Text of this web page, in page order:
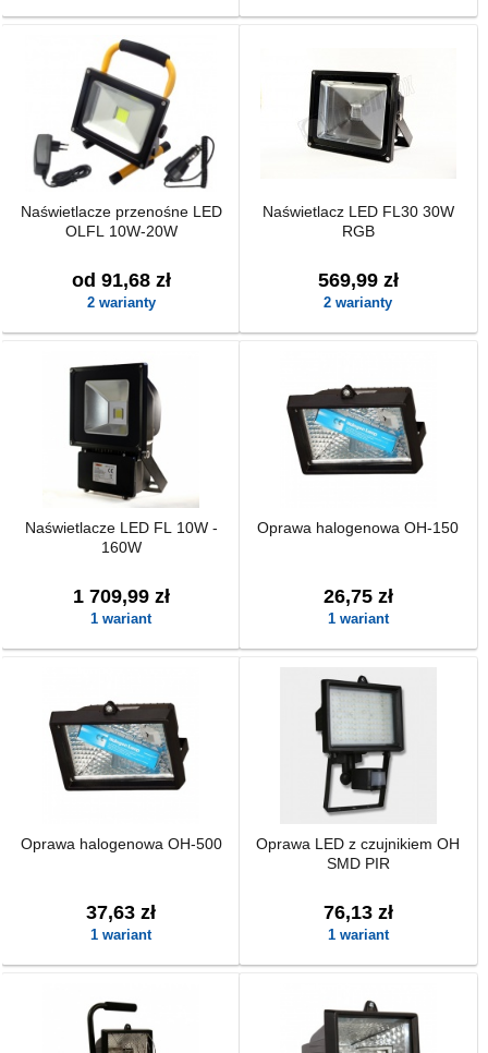
Naświetlacze przenośne LED
OLFL 10W-20W
od 91,68 zł
2 warianty
Naświetlacz LED FL30 30W
RGB
569,99 zł
2 warianty
Naświetlacze LED FL 10W -
160W
1 709,99 zł
1 wariant
Oprawa halogenowa OH-150
26,75 zł
1 wariant
Oprawa halogenowa OH-500
37,63 zł
1 wariant
Oprawa LED z czujnikiem OH
SMD PIR
76,13 zł
1 wariant